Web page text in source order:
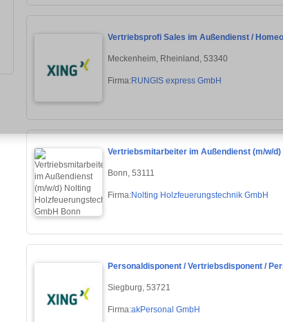
Vertriebsprofi Sales im Außendienst /
Meckenheim, Rheinland, 53340
Firma:RUNGIS express GmbH
Vertriebsmitarbeiter im Außendienst (m/w/d)
Bonn, 53111
Firma:Nolting Holzfeuerungstechnik GmbH
Personaldisponent / Vertriebsdisponent /
Siegburg, 53721
Firma:akPersonal GmbH